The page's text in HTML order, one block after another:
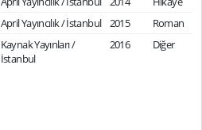
April Yayıncılık / İstanbul 2015
Roman
Kaynak Yayınları /
İstanbul
2016 Diğer